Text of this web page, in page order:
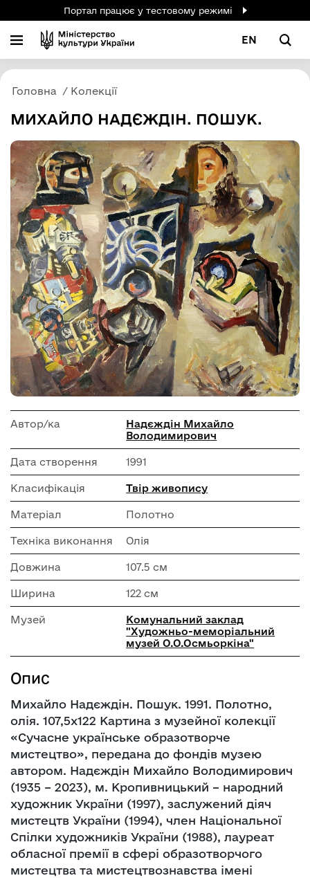
Портал працює у тестовому режимі
EN
Головна Колекції
МИХАЙЛО НАДЄЖДІН. ПОШУК.
Автор/ка
Надєждін Михайло
Володимирович
Дата створення 1991
Класифікація Твір живопису
Матеріал Полотно
Техніка виконання Олія
Довжина 107.5 см
Ширина 122 см
Музей
Комунальний заклад
"Художньо-меморіальний
музей О.О.Осмьоркіна"
Опис
Михайло Надєждін. Пошук. 1991. Полотно,
олія. 107,5х122 Картина з музейної колекції
«Сучасне українське образотворче
мистецтво», передана до фондів музею
автором. Надєждін Михайло Володимирович
(1935 – 2023), м. Кропивницький – народний
художник України (1997), заслужений діяч
мистецтв України (1994), член Національної
Спілки художників України (1988), лауреат
обласної премії в сфері образотворчого
мистецтва та мистецтвознавства імені